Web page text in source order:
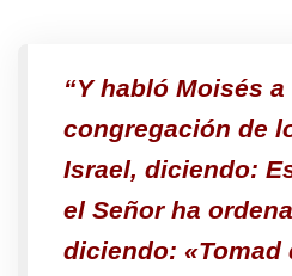
“Y habló Moisés
congregación de
Israel, diciendo:
el Señorha
diciendo: «Tomad